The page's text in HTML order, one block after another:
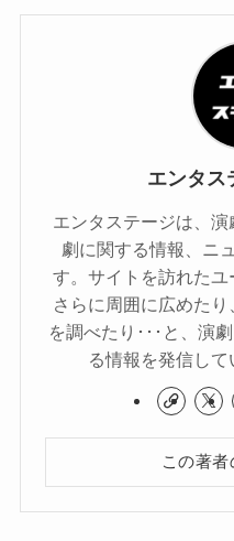
エンタス
エンタステージは、
劇に関する情報、ニ
す。サイトを訪れた
さらに周囲に広めた
を調べたり･･･と、演
る情報を発信して
この著